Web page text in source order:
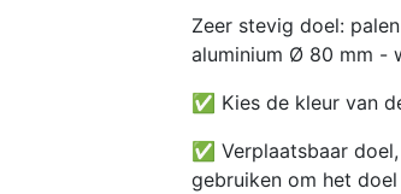
Zeer stevig doel:
aluminium Ø 80 mm -
✅ Kies de kleur van
✅ Verplaatsbaar
gebruiken om het